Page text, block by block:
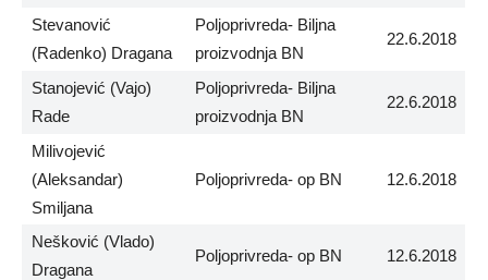
Stevanović
(Radenko) Dragana
Poljoprivreda- Biljna
proizvodnja BN
22.6.2018
Stanojević (Vajo)
Rade
Poljoprivreda- Biljna
proizvodnja BN
22.6.2018
Milivojević
(Aleksandar)
Smiljana
Poljoprivreda- op BN 12.6.2018
Nešković (Vlado)
Dragana
Poljoprivreda- op BN 12.6.2018